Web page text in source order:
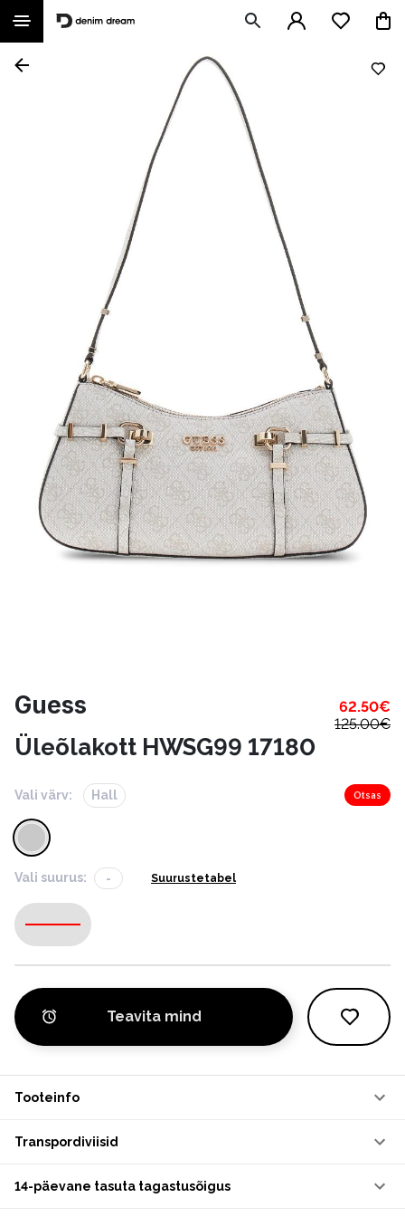
Guess 62.50€
125.00€
Üleõlakott HWSG99 17180
Vali värv: Hall Otsas
Vali suurus: - Suurustetabel
-
Teavita mind
Tooteinfo
Transpordiviisid
14-päevane tasuta tagastusõigus